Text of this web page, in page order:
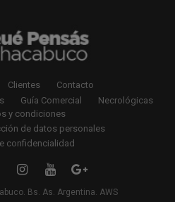
Clientes
Contacto
Guía Comercial
Necrológicas
y condiciones
de datos personales
confidencialidad
Bs. As. Argentina. AWS